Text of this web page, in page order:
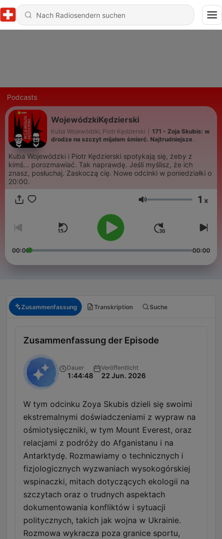
Podcasts
WojewódzkiKędzierski
Kuba Wojewódzki, Piotr Kędzierski
171 - Zoja Skubis: w
drodze na szczyt mijałam śmierć. Najtrudniejsze
Kuba Wojewódzki i Piotr Kędzierski spotykają się, żeby z
kimś... porozmawiać. Tak naprawdę. Jeśli myślisz, że ich
znasz, posłuchaj. Zaskoczą cię. Nowe odcinki w poniedziałki o
20:00.
Lautstärke 1 x
00:00 00:00
Zusammenfassung Transkription Suche
Zusammenfassung der Episode
Dauer
1:44:48
Veröffentlicht
22 Jun. 2026
W tym odcinku Zoya Skubis dzieli się swoimi
ekstremalnymi doświadczeniami z wypraw na
ośmiotysięczniki, w tym Mount Everest, oraz
relacjami z podróży do Afganistanu i na
Antarktydę. Rozmawiamy o technicznych i
fizjologicznych wyzwaniach wysokogórskiej
wspinaczki, mitach dotyczących ekologii na
szczytach oraz o trudnych aspektach
dokumentowania konfliktów i sytuacji
politycznych, takich jak wojna w Ukrainie.
Rozmowa wykracza poza granice sportu,